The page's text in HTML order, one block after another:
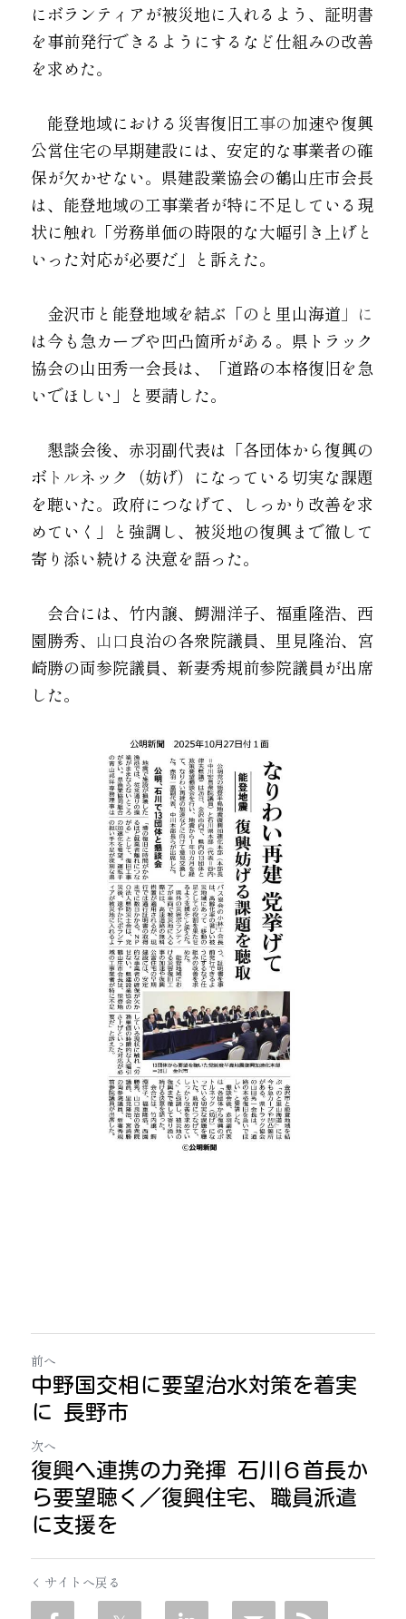
にボランティアが被災地に入れるよう、証明書
を事前発行できるようにするなど仕組みの改善
を求めた。
能登地域における災害復旧工事の加速や復興
公営住宅の早期建設には、安定的な事業者の確
保が欠かせない。県建設業協会の鶴山庄市会長
は、能登地域の工事業者が特に不足している現
状に触れ「労務単価の時限的な大幅引き上げと
いった対応が必要だ」と訴えた。
金沢市と能登地域を結ぶ「のと里山海道 」に
は今も急カーブや凹凸箇所がある。県トラック
協会の山田秀一会長は、「道路の本格復旧を急
いでほしい」と要請した。
懇談会後、赤羽副代表は「各団体から復興の
ボ トルネック（妨げ）になっている切実な課題
を聴いた。政府につなげて、しっかり改善を求
めていく」と強調し、被災地の復興まで徹して
寄り添い続ける決意を語った。
会合には、竹内譲、鰐淵洋子、福重隆浩、西
園勝秀、 山口良治の各衆院議員、里見隆治、宮
崎勝の両参院議員、新妻秀規前参院議員が出席
した。
前へ
中野国交相に要望治水対策を着実
に 長野市
次へ
復興へ連携の力発揮 石川６首長か
ら要望聴く／復興住宅、職員派遣
に支援を
サイトへ戻る